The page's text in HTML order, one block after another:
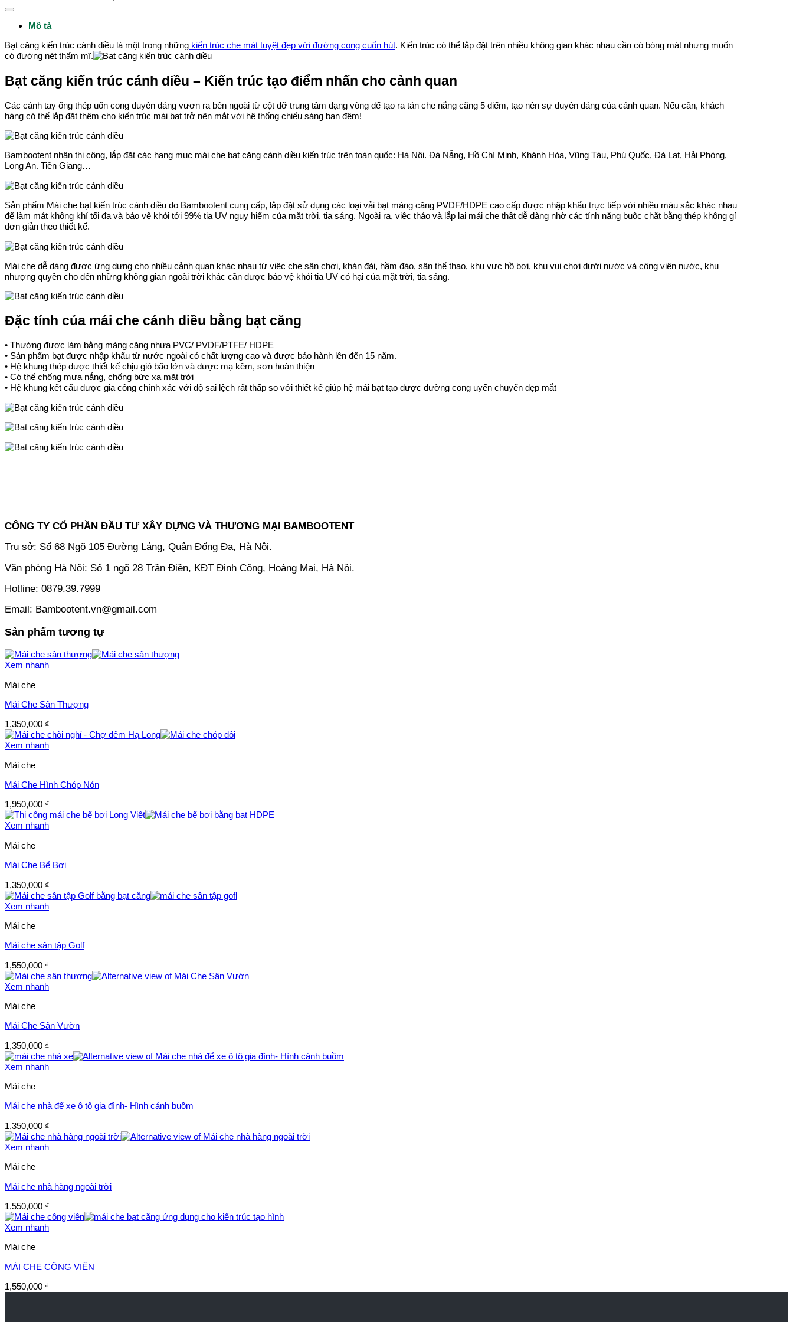
kiếm:
Mô tả
Bạt căng kiến trúc cánh diều là một trong những kiến trúc che mát tuyệt đẹp với đường cong cuốn hút. Kiến trúc có thể lắp đặt trên nhiều không gian khác nhau cần có bóng mát nhưng muốn
có đường nét thẩm mĩ.
Bạt căng kiến trúc cánh diều – Kiến trúc tạo điểm nhấn cho cảnh quan
Các cánh tay ống thép uốn cong duyên dáng vươn ra bên ngoài từ cột đỡ trung tâm dạng vòng để tạo ra tán che nắng căng 5 điểm, tạo nên sự duyên dáng của cảnh quan. Nếu cần, khách
hàng có thể lắp đặt thêm cho kiến trúc mái bạt trở nên mắt với hệ thống chiếu sáng ban đêm!
Bambootent nhận thi công, lắp đặt các hạng mục mái che bạt căng cánh diều kiến trúc trên toàn quốc: Hà Nội. Đà Nẵng, Hồ Chí Minh, Khánh Hòa, Vũng Tàu, Phú Quốc, Đà Lạt, Hải Phòng,
Long An. Tiền Giang…
Sản phẩm Mái che bạt kiến trúc cánh diều do Bambootent cung cấp, lắp đặt sử dụng các loại vải bạt màng căng PVDF/HDPE cao cấp được nhập khẩu trực tiếp với nhiều màu sắc khác nhau
để làm mát không khí tối đa và bảo vệ khỏi tới 99% tia UV nguy hiểm của mặt trời. tia sáng. Ngoài ra, việc tháo và lắp lại mái che thật dễ dàng nhờ các tính năng buộc chặt bằng thép không gỉ
đơn giản theo thiết kế.
Mái che dễ dàng được ứng dựng cho nhiều cảnh quan khác nhau từ việc che sân chơi, khán đài, hầm đào, sân thể thao, khu vực hồ bơi, khu vui chơi dưới nước và công viên nước, khu
nhượng quyền cho đến những không gian ngoài trời khác cần được bảo vệ khỏi tia UV có hại của mặt trời, tia sáng.
Đặc tính của mái che cánh diều bằng bạt căng
• Thường được làm bằng màng căng nhựa PVC/ PVDF/PTFE/ HDPE
• Sản phẩm bạt được nhập khẩu từ nước ngoài có chất lượng cao và được bảo hành lên đến 15 năm.
• Hệ khung thép được thiết kế chịu gió bão lớn và được mạ kẽm, sơn hoàn thiện
• Có thể chống mưa nắng, chống bức xạ mặt trời
• Hệ khung kết cấu được gia công chính xác với độ sai lệch rất thấp so với thiết kế giúp hệ mái bạt tạo được đường cong uyển chuyển đẹp mắt
CÔNG TY CỔ PHẦN ĐẦU TƯ XÂY DỰNG VÀ THƯƠNG MẠI BAMBOOTENT
Trụ sở: Số 68 Ngõ 105 Đường Láng, Quận Đống Đa, Hà Nội.
Văn phòng Hà Nội: Số 1 ngõ 28 Trần Điền, KĐT Định Công, Hoàng Mai, Hà Nội.
Hotline: 0879.39.7999
Email: Bambootent.vn@gmail.com
Sản phẩm tương tự
Xem nhanh
Mái che
Mái Che Sân Thượng
1,350,000 ₫
Xem nhanh
Mái che
Mái Che Hình Chóp Nón
1,950,000 ₫
Xem nhanh
Mái che
Mái Che Bể Bơi
1,350,000 ₫
Xem nhanh
Mái che
Mái che sân tập Golf
1,550,000 ₫
Xem nhanh
Mái che
Mái Che Sân Vườn
1,350,000 ₫
Xem nhanh
Mái che
Mái che nhà để xe ô tô gia đình- Hình cánh buồm
1,350,000 ₫
Xem nhanh
Mái che
Mái che nhà hàng ngoài trời
1,550,000 ₫
Xem nhanh
Mái che
MÁI CHE CÔNG VIÊN
1,550,000 ₫